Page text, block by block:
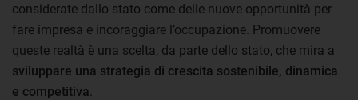
considerate dallo stato come delle nuove opportunità per
fare impresa e incoraggiare l’occupazione. Promuovere
queste realtà è una scelta, da parte dello stato, che mira a
sviluppare una strategia di crescita sostenibile, dinamica
e competitiva